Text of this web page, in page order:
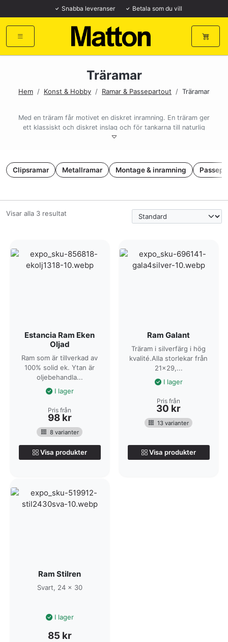
Snabba leveranser Betala som du vill
Träramar
Hem / Konst & Hobby / Ramar & Passepartout / Träramar
Med en träram får motivet en diskret inramning. En träram ger
ett klassiskt och diskret inslag och för tankarna till naturlig
design.
Flera storlekar
Mindre storlekar såsom: 12×12 cm, 15×15 cm, 18×18 cm
Mellanstorlekar såsom: 20×20 cm, 24×24 cm, 30×30 cm,
Flera färger
Vi har ett stort sortiment med träramar i flera olika färger och
stilar. Våra träramar i ek, vit och svart är stora kundfavoriter.
Vill du ha mer inspiration på tavelramar? Här kan du se hela vårt
utbud av ramar. Vi har exempelvis både metallramar och
Clipsramar Metallramar Montage & inramning
Visar alla 3 resultat
Estancia Ram Eken
Oljad
Ram som är tillverkad av
100% solid ek. Ytan är
oljebehandla...
I lager
Pris från
98 kr
8 varianter
Visa produkter
Ram Galant
Träram i silverfärg i hög
kvalité.Alla storlekar från
21x29,...
I lager
Pris från
30 kr
13 varianter
Visa produkter
Ram Stilren
Svart, 24 x 30
I lager
85 kr